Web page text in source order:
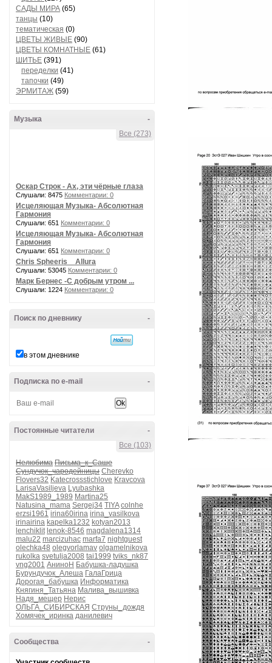
САДЫ МИРА (65)
танцы (10)
тематическая (0)
ЦВЕТЫ ЖИВЫЕ (90)
ЦВЕТЫ КОМНАТНЫЕ (61)
ШИТЬЕ (391)
переделки (41)
тапочки (49)
ЭРМИТАЖ (59)
-
Музыка
Все (273)
Оскар Строк - Ах, эти чёрные глаза
Слушали: 8475 Комментарии: 0
Исцеляющая Музыка- Абсолютная
Гармония
Слушали: 651 Комментарии: 0
Исцеляющая Музыка- Абсолютная
Гармония
Слушали: 651 Комментарии: 0
Chris Spheeris _ Allura
Слушали: 53045 Комментарии: 0
Марк Бернес -С добрым утром ...
Слушали: 1224 Комментарии: 0
-
Поиск по дневнику
в этом дневнике
-
Подписка по e-mail
-
Постоянные читатели
Все (103)
Нелюбима Письма_к_Саше
Сундучок_чародейницы Cherevko
Flovers32 Katecrossstichlove Kravcova
LarisaVasiljeva Lyubashka
MakS1989_1989 Martina25
Natusina_mama Sergej34 TIYA colnhe
erzsi1961 irina60irina irina_vasilkova
irinairina kapelka1232 kotyan2013
lenchiklit lenok-8546 magdalena1314
malu22 marcizuhac marfa7 nightguest
olechka48 olegvorlamav olgamelnikova
rukolka svetulja2008 tai1999 tviks_nk87
vng2001 АниноН Бабушка-ладушка
Бурундучок_Алеша ГалаГрица
Дорогая_бабушка Информатика
Княгиня_Татьяна Малива_вышивка
Надя_мещер Нерис
ОЛЬГА_СИБИРСКАЯ Струны_дождя
Хомячек_иринка данилевич
-
Сообщества